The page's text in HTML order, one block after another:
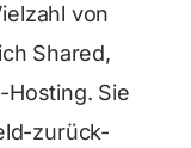
von
Shared,
Hosting. Sie
zurück-